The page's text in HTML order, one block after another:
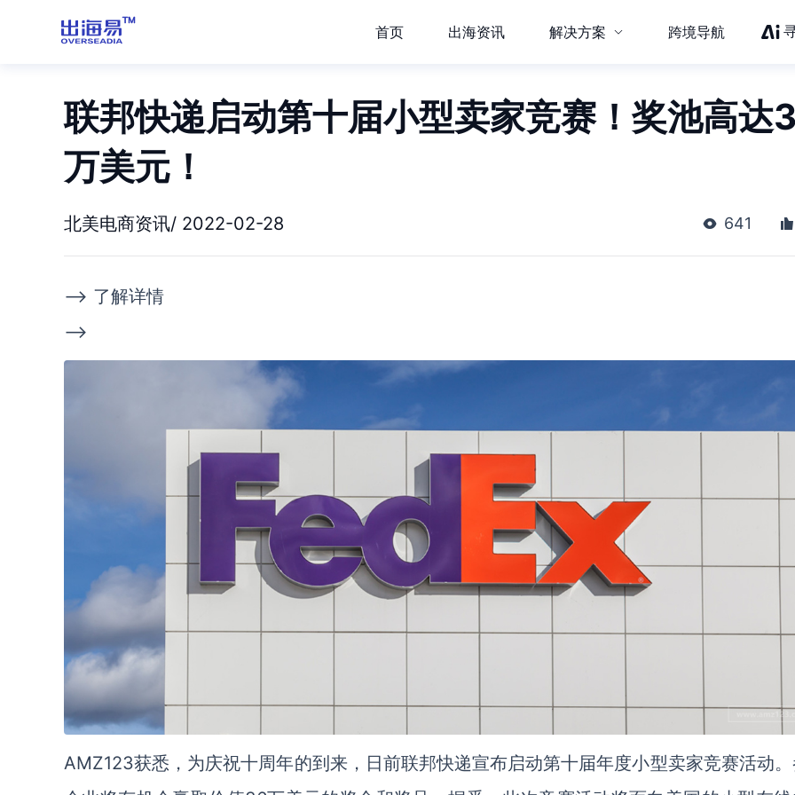
首页 出海资讯 解决方案 跨境导航
联邦快递启动第十届小型卖家竞赛！奖池高达
万美元！
北美电商资讯/ 2022-02-28 641
--> 了解详情
-->
AMZ123获悉，为庆祝十周年的到来，日前联邦快递宣布启动第十届年度小型卖家竞赛活动